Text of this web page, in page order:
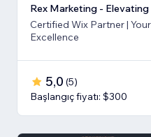
Rex Marketing - Elevating
Certified Wix Partner |
Excellence
5,0 (5)
Başlangıç fiyatı: $300